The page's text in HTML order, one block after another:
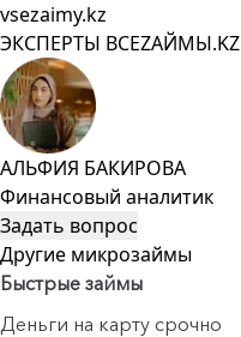
vsezaimy.kz
ЭКСПЕРТЫ ВСЕZAЙМЫ.KZ
АЛЬФИЯ БАКИРОВА
Финансовый аналитик
Задать вопрос
Другие микрозаймы
Быстрые займы
Деньги на карту срочно